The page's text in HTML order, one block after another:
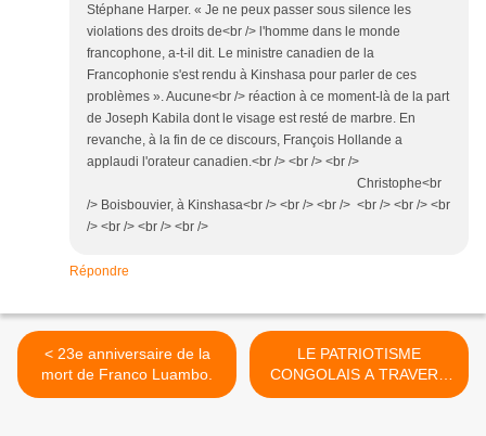
Stéphane Harper. « Je ne peux passer sous silence les
violations des droits de<br /> l'homme dans le monde
francophone, a-t-il dit. Le ministre canadien de la
Francophonie s'est rendu à Kinshasa pour parler de ces
problèmes ». Aucune<br /> réaction à ce moment-là de la part
de Joseph Kabila dont le visage est resté de marbre. En
revanche, à la fin de ce discours, François Hollande a
applaudi l'orateur canadien.<br /> <br /> <br />
Christophe<br
/> Boisbouvier, à Kinshasa<br /> <br /> <br /> <br /> <br /> <br
/> <br /> <br /> <br />
Répondre
< 23e anniversaire de la
mort de Franco Luambo.
LE PATRIOTISME
CONGOLAIS A TRAVERS
LES CHANSONS >